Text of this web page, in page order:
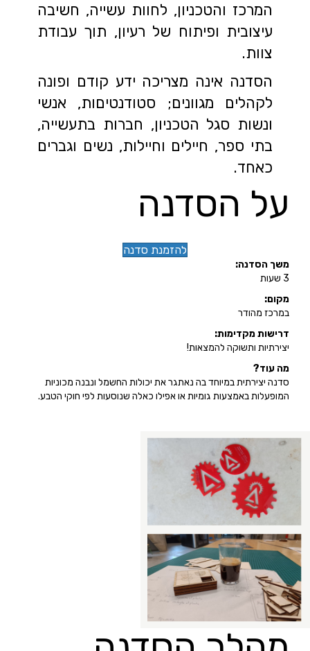
המרכז והטכניון, לחוות עשייה, חשיבה
עיצובית ופיתוח של רעיון, תוך עבודת
צוות.
הסדנה אינה מצריכה ידע קודם ופונה
לקהלים מגוונים; סטודנטיםות, אנשי
ונשות סגל הטכניון, חברות בתעשייה,
בתי ספר, חיילים וחיילות, נשים וגברים
כאחד.
על הסדנה
להזמנת סדנה
משך הסדנה:
3 שעות
מקום:
במרכז מהודר
דרישות מקדימות:
יצירתיות ותשוקה להמצאות!
מה עוד?
סדנה יצירתית במיוחד בה נאתגר את יכולות החשמל ונבנה מכוניות
המופעלות באמצעות גומיות או אפילו כאלה שנוסעות לפי חוקי הטבע.